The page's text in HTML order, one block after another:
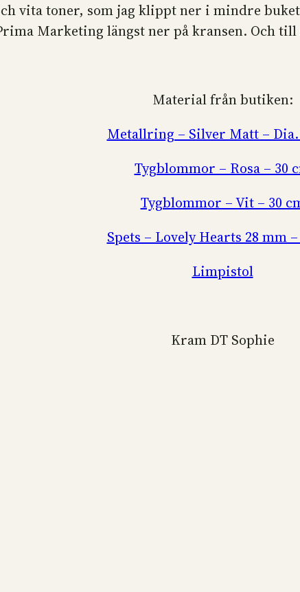
vita toner, som jag klippt ner i mindre
Marketing längst ner på kransen. Och
Material från butiken:
Metallring – Silver Matt – Dia.
Tygblommor – Rosa – 30
Tygblommor – Vit – 30
Spets – Lovely Hearts 28 mm
Limpistol
Kram DT Sophie